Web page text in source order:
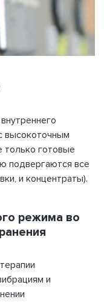
высокоточным
только готовые
подвергаются все
и концентраты).
режима во
и